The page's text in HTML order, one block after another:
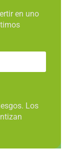
en uno
Los